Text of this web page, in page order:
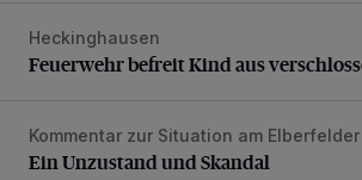
Feuerwehr befreit Kind aus
Heckinghausen
Feuerwehr befreit Kind aus
Ein Unzustand und Skandal
Kommentar zur Situation am Elberfelder
Ein Unzustand und Skandal